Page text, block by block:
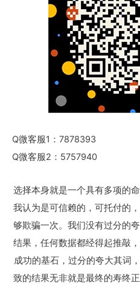
Q微客服1：7878393
Q微客服2：5757940
选择本身就是一个具有多项的
我认为是可信赖的，可托付的
够欺骗一次。我们没有过分的
结果，任何数据都经得起推敲
成功的基石，过分的夸大其词
致的结果无非就是最终的寿终